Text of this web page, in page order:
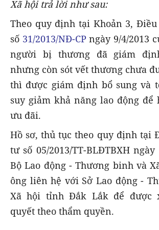
Xã hội trả lời như sau:
Theo quy định tại Khoản 3,
số 31/2013/NĐ-CPngày 9/4/2013
người bị thương đã giám
nhưng còn sót vết thương chưa
thì được giám định bổ sung và
suy giảm khả năng lao động để
ưu đãi.
Hồ sơ, thủ tục theo quy định tại
tư số 05/2013/TT-BLĐTBXH ngày
Bộ Lao động - Thương binh và
ông liên hệ với Sở Lao động -
Xã hội tỉnh Đắk Lắk để được
quyết theo thẩm quyền.